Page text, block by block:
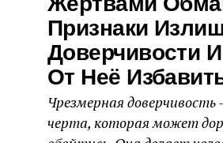
Признаки
Доверчивости
От Неё
Чрезмерная
черта, которая может